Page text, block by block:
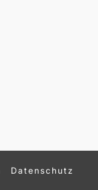
Datenschutz